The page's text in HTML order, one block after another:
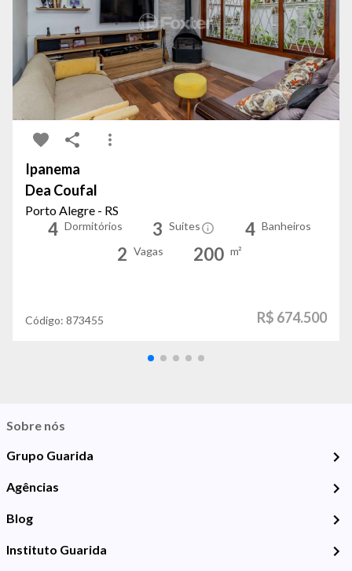
Ipanema
Dea Coufal
Porto Alegre - RS
4 Dormitórios 3 Suítes 4 Banheiros
2 Vagas 200 m²
Código: 873455 R$ 674.500
Sobre nós
Grupo Guarida
Agências
Blog
Instituto Guarida